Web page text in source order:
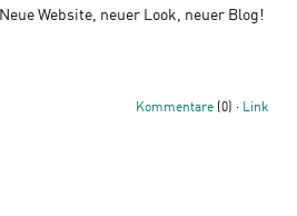
Neue Website, neuer Look, neuer Blog!
Kommentare (0) · Link